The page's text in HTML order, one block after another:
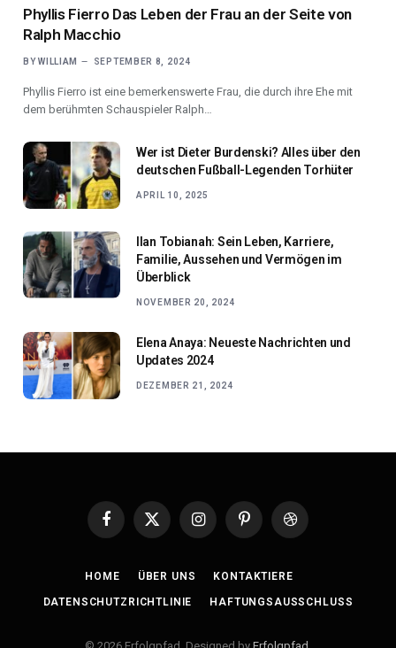
Phyllis Fierro Das Leben der Frau an der Seite von
Ralph Macchio
BY WILLIAM SEPTEMBER 8, 2024
Phyllis Fierro ist eine bemerkenswerte Frau, die durch ihre Ehe mit
dem berühmten Schauspieler Ralph…
Wer ist Dieter Burdenski? Alles über den
deutschen Fußball-Legenden Torhüter
APRIL 10, 2025
Ilan Tobianah: Sein Leben, Karriere,
Familie, Aussehen und Vermögen im
Überblick
NOVEMBER 20, 2024
Elena Anaya: Neueste Nachrichten und
Updates 2024
DEZEMBER 21, 2024
Facebook
X
InstagramPinterestDribbble
HOME ÜBER UNS KONTAKTIERE
DATENSCHUTZRICHTLINIE HAFTUNGSAUSSCHLUSS